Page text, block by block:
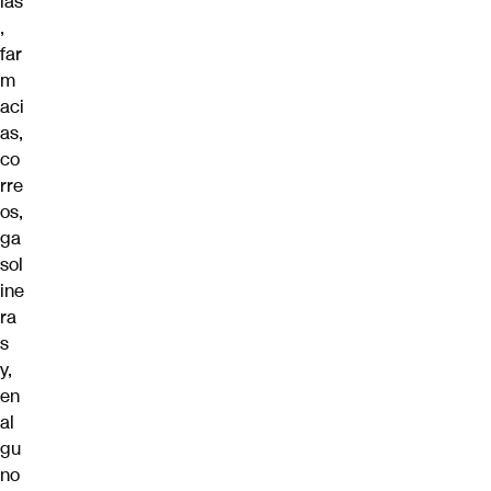
,
far
m
aci
as,
co
rre
os,
ga
sol
ine
ra
s
y,
en
al
gu
no